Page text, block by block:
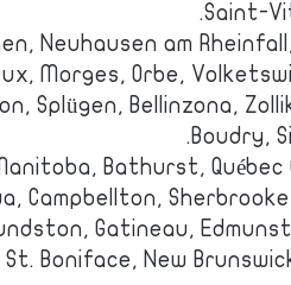
Saint-
Neuhausen am
Morges, Orbe,
Splügen, Bellinzona,
Boudry,
Bathurst,
Campbellton,
Gatineau,
St. Boniface, New